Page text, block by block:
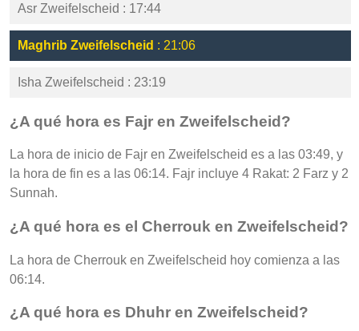
Asr Zweifelscheid : 17:44
Maghrib Zweifelscheid : 21:06
Isha Zweifelscheid : 23:19
¿A qué hora es Fajr en Zweifelscheid?
La hora de inicio de Fajr en Zweifelscheid es a las 03:49, y
la hora de fin es a las 06:14. Fajr incluye 4 Rakat: 2 Farz y 2
Sunnah.
¿A qué hora es el Cherrouk en Zweifelscheid?
La hora de Cherrouk en Zweifelscheid hoy comienza a las
06:14.
¿A qué hora es Dhuhr en Zweifelscheid?